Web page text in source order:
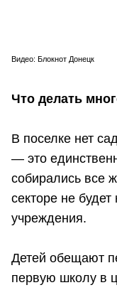
Видео: Блокнот Донецк
Что делать
В поселке нет
— это
собирались все
секторе не
учреждения.
Детей обещают
первую школу в